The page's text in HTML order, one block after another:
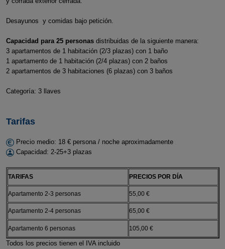
Desayunos y comidas bajo petición.
Capacidad para 25 personasdistribuidas de la siguiente manera:
3 apartamentos de 1 habitación (2/3 plazas) con 1 baño
1 apartamento de 1 habitación (2/4 plazas) con 2 baños
2 apartamentos de 3 habitaciones (6 plazas) con 3 baños
Categoría: 3 llaves
Tarifas
Precio medio: 18 € persona / noche aproximadamente
Capacidad: 2-25+3 plazas
TARIFAS PRECIOS POR DÍA
Apartamento 2-3 personas 55,00 €
Apartamento 2-4 personas 65,00 €
Apartamento 6 personas 105,00 €
Todos los precios tienen el IVA incluido